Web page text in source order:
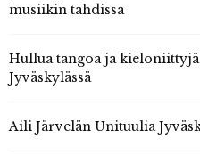
musiikin tahdissa
Hullua tangoa ja
Jyväskylässä
Aili Järvelän Unituulia